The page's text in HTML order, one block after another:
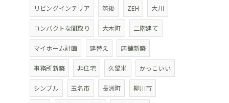
リビングインテリア 筑後 ZEH 大川
コンパクトな間取り 大木町 二階建て
マイホーム計画 建替え 店舗新築
事務所新築 非住宅 久留米 かっこいい
シンプル 玉名市 長洲町 柳川市